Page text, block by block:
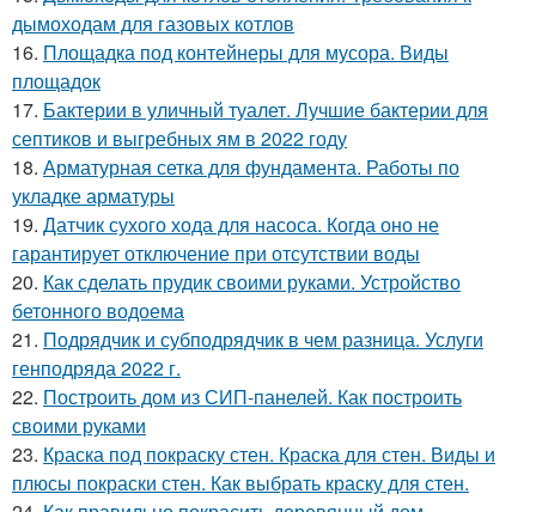
дымоходам для газовых котлов
16. Площадка под контейнеры для мусора. Виды
площадок
17. Бактерии в уличный туалет. Лучшие бактерии для
септиков и выгребных ям в 2022 году
18. Арматурная сетка для фундамента. Работы по
укладке арматуры
19. Датчик сухого хода для насоса. Когда оно не
гарантирует отключение при отсутствии воды
20. Как сделать прудик своими руками. Устройство
бетонного водоема
21. Подрядчик и субподрядчик в чем разница. Услуги
генподряда 2022 г.
22. Построить дом из СИП-панелей. Как построить
своими руками
23. Краска под покраску стен. Краска для стен. Виды и
плюсы покраски стен. Как выбрать краску для стен.